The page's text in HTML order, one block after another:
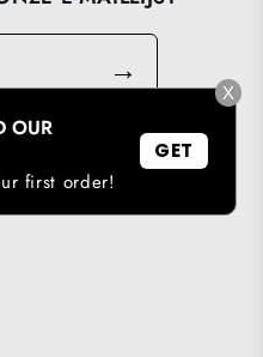
→
X
OUR
first order!
GET